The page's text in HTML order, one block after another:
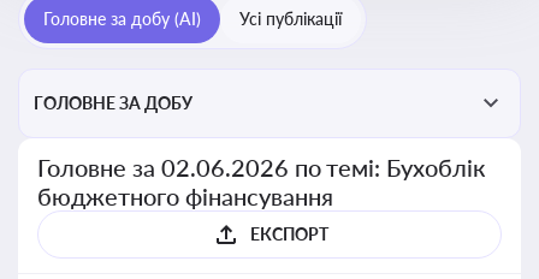
Головне за добу (AI) Усі публікації
ГОЛОВНЕ ЗА ДОБУ
Головне за 02.06.2026 по темі: Бухоблік
бюджетного фінансування
ЕКСПОРТ